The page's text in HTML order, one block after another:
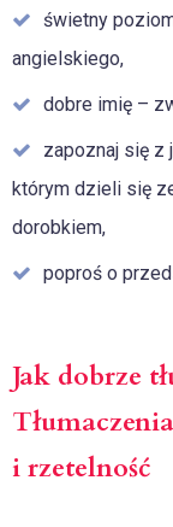
świetny
angielskiego,
dobre imię –
zapoznaj się z
którym dzieli się
dorobkiem,
poproś o
Jak dobrze
i rzetelność